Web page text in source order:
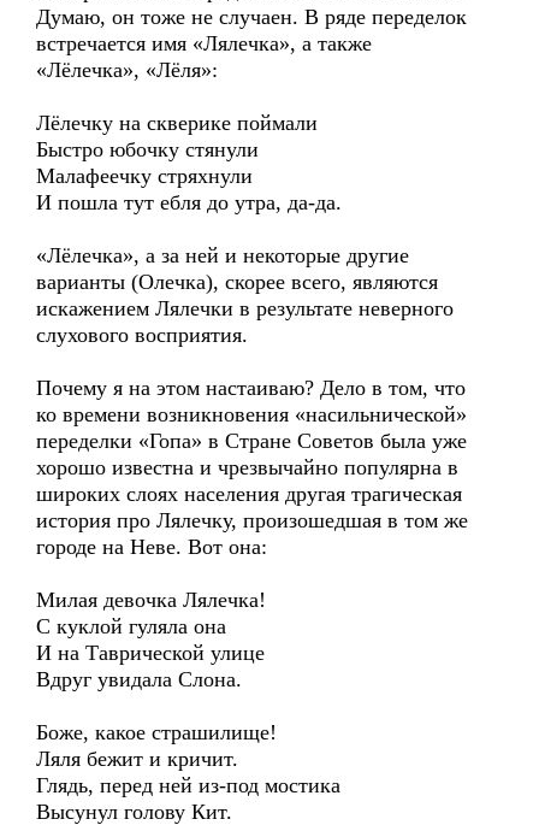
Думаю, он тоже не случаен. В ряде переделок
встречается имя «Лялечка», а также
«Лёлечка», «Лёля»:
Лёлечку на скверике поймали
Быстро юбочку стянули
Малафеечку стряхнули
И пошла тут ебля до утра, да-да.
«Лёлечка», а за ней и некоторые другие
варианты (Олечка), скорее всего, являются
искажением Лялечки в результате неверного
слухового восприятия.
Почему я на этом настаиваю? Дело в том, что
ко времени возникновения «насильнической»
переделки «Гопа» в Стране Советов была уже
хорошо известна и чрезвычайно популярна в
широких слоях населения другая трагическая
история про Лялечку, произошедшая в том же
городе на Неве. Вот она:
Милая девочка Лялечка!
С куклой гуляла она
И на Таврической улице
Вдруг увидала Слона.
Боже, какое страшилище!
Ляля бежит и кричит.
Глядь, перед ней из-под мостика
Высунул голову Кит.